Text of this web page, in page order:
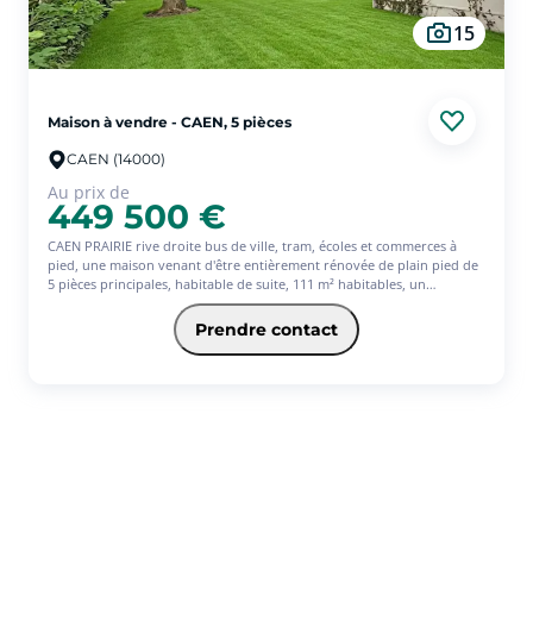
15
Maison à vendre - CAEN, 5 pièces
CAEN (14000)
Au prix de
449 500 €
CAEN PRAIRIE rive droite bus de ville, tram, écoles et commerces à
pied, une maison venant d'être entièrement rénovée de plain pied de
5 pièces principales, habitable de suite, 111 m² habitables, un
donnant accès de plain pied au jardin de 876 m², cuisine indépendante
aménagée et équipée de 14 m² , trois chambres avec chacune leur
dressing aménagé, salle d'eau privative pour une des chambres et
Prendre contact